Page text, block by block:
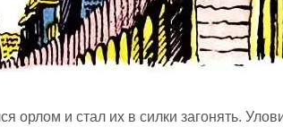
орлом и стал их в силки загонять.